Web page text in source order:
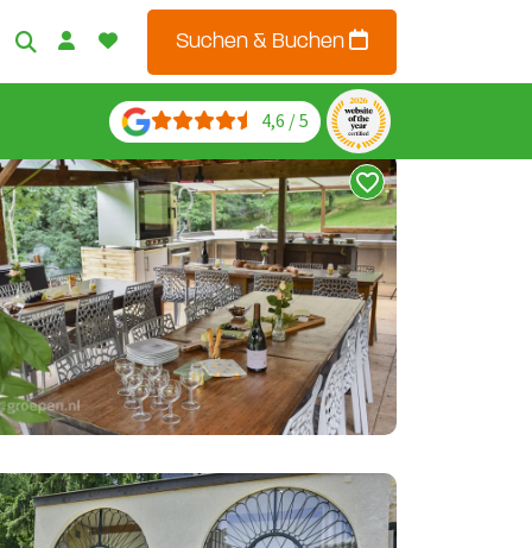
Suchen & Buchen
4,6 / 5